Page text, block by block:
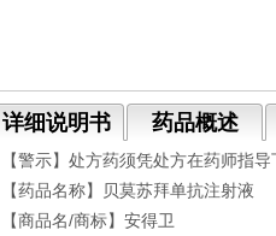
详细说明书 药品概述
【警示】处方药须凭处方在药师指导
【药品名称】贝莫苏拜单抗注射液
【商品名/商标】安得卫